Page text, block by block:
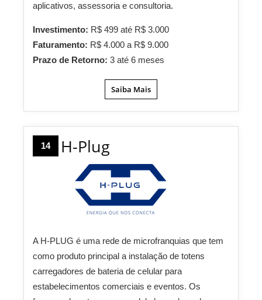
aplicativos, assessoria e consultoria.
Investimento: R$ 499 até R$ 3.000
Faturamento: R$ 4.000 a R$ 9.000
Prazo de Retorno: 3 até 6 meses
Saiba Mais
14 H-Plug
A H-PLUG é uma rede de microfranquias que tem
como produto principal a instalação de totens
carregadores de bateria de celular para
estabelecimentos comerciais e eventos. Os